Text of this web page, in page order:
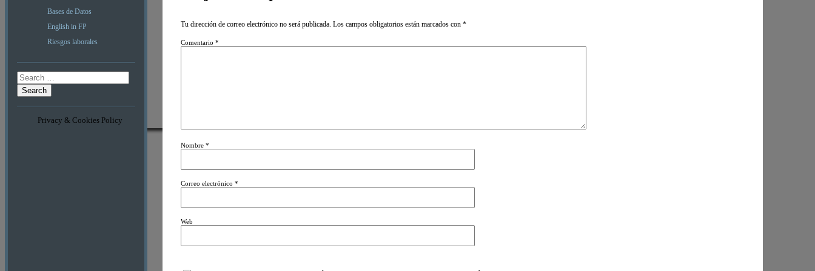
Bases de Datos
English in FP
Riesgos laborales
Search
Tu dirección de correo electrónico no será publicada. Los campos obligatorios están marcados con *
Comentario *
Nombre *
Correo electrónico *
Web
Privacy & Cookies Policy